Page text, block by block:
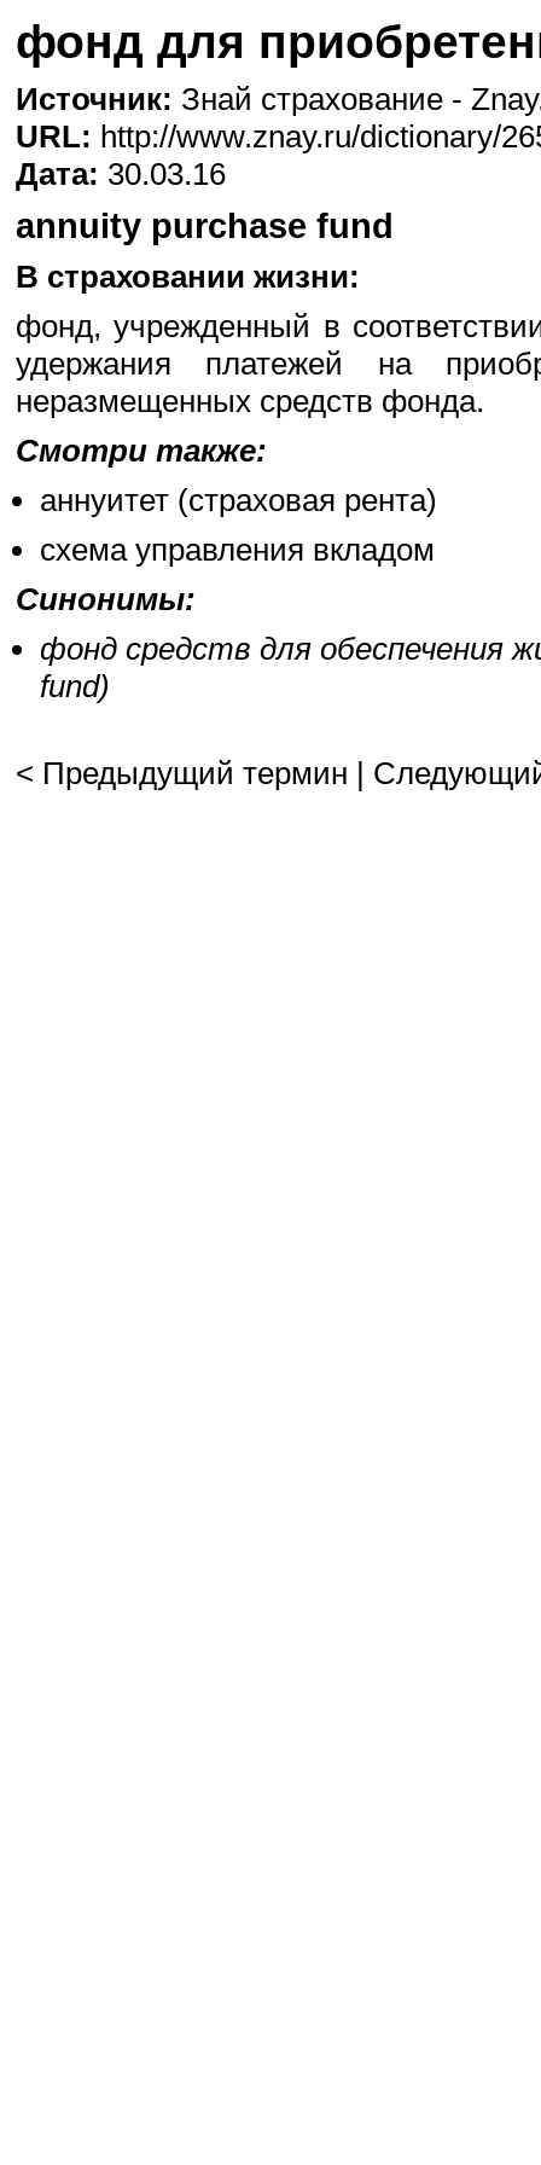
фонд для
Источник: Знай страхование -
URL: http://www.znay.ru/dictionary/
Дата: 30.03.16
annuity purchase fund
В страховании жизни:
фонд, учрежденный в
удержания платежей на
неразмещенных средств фонда.
Смотри также:
аннуитет (страховая рента)
схема управления вкладом
Синонимы:
фонд средств для обеспечения
fund)
< Предыдущий термин |